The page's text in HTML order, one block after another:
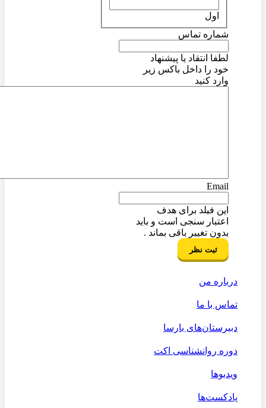
شماره تماس
لطفا انتقاد یا پیشنهاد
خود را داخل باکس زیر
وارد کنید
Email
این فیلد برای هدف
اعتبار سنجی است و باید
بدون تغییر باقی بماند .
درباره من
تماس با ما
دبیرستان‌های بارسا
دوره روانشناسی اکت
ویدیوها
پادکست‌ها